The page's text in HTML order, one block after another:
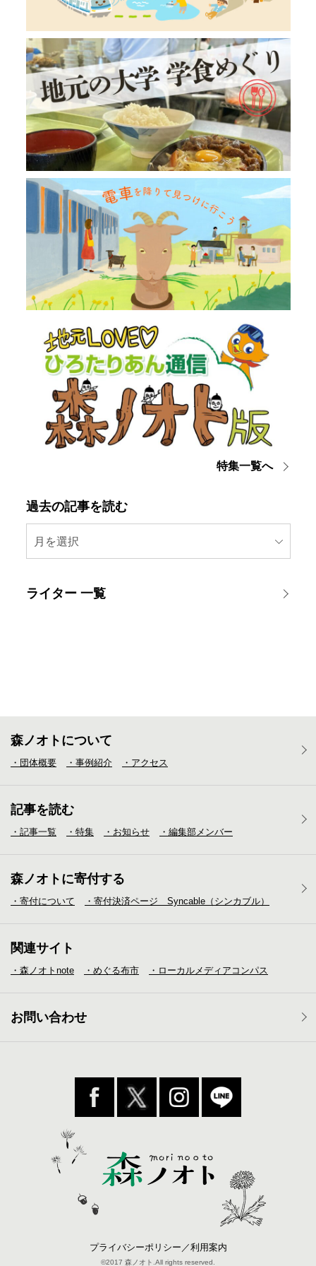
特集一覧へ
過去の記事を読む
月を選択
ライター 一覧
森ノオトについて
・団体概要 ・事例紹介 ・アクセス
記事を読む
・記事一覧 ・特集 ・お知らせ ・編集部メンバー
森ノオトに寄付する
・寄付について ・寄付決済ページ Syncable（シンカブル）
関連サイト
・森ノオトnote ・めぐる布市 ・ローカルメディア コンパス
お問い合わせ
プライバシーポリシー／利用案内
©2017 森ノオト.All rights reserved.